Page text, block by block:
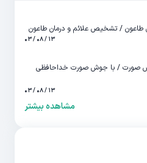
/ تشخیص علائم و درمان طاعون
۱۳ / ۰۸ / ۰۳
صورت / با جوش صورت خداحافظی
۱۳ / ۰۸ / ۰۳
مشاهده بیشتر